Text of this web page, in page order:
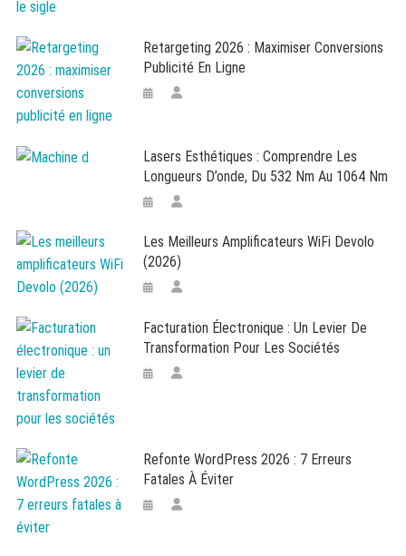
Retargeting 2026 : Maximiser Conversions
Publicité En Ligne
Lasers Esthétiques : Comprendre Les
Longueurs D’onde, Du 532 Nm Au 1064 Nm
Les Meilleurs Amplificateurs WiFi Devolo
(2026)
Facturation Électronique : Un Levier De
Transformation Pour Les Sociétés
Refonte WordPress 2026 : 7 Erreurs
Fatales À Éviter